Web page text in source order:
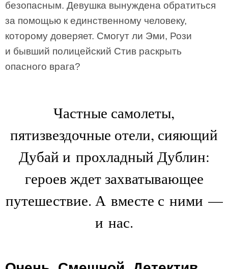
безопасным. Девушка вынуждена обратиться
за помощью к единственному человеку,
которому доверяет. Смогут ли Эми, Рози
и бывший полицейский Стив раскрыть
опасного врага?
Частные самолеты,
пятизвездочные отели, сияющий
Дубай и прохладный Дублин:
героев ждет захватывающее
путешествие. А вместе с ними —
и нас.